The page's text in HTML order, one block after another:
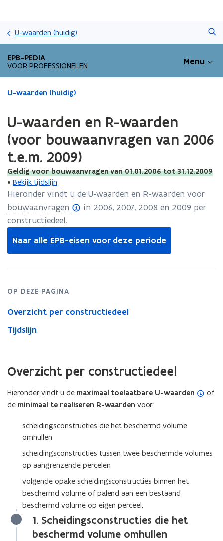
U-waarden (huidig)
EPB-PEDIA
VOOR PROFESSIONELEN Menu
Gedaan
bevindt
zich
op:
waarden
waarden
(voor
bouwaanvragen
U-waarden (huidig)
U-waarden en R-waarden
(voor bouwaanvragen van 2006
t.e.m. 2009)
Geldig voor bouwaanvragen van 01.01.2006 tot 31.12.2009
• Bekijk tijdslijn
Hieronder vindt u de U-waarden en R-waarden voor
bouwaanvragen
(
o
e
i
n
i
)
in 2006, 2007, 2008 en 2009 per
constructiedeel.
Naar alle EPB-eisen voor deze periode
OP DEZE PAGINA
Overzicht per constructiedeel
Tijdslijn
Overzicht per constructiedeel
Hieronder vindt u de maximaal toelaatbare U-waarden
(
e
d
f
t
i
of
de minimaal te realiseren R-waarden voor:
scheidingsconstructies die het beschermd volume
omhullen
scheidingsconstructies tussen twee beschermde volumes
op aangrenzende percelen
volgende opake scheidingsconstructies binnen het
beschermd volume of palend aan een bestaand
beschermd volume op eigen perceel.
1. Scheidingsconstructies die het
beschermd volume omhullen